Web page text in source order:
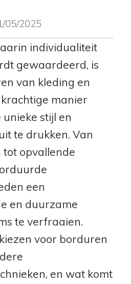
05/2025
individualiteit
gewaardeerd, is
van kleding en
manier
stijl en
te drukken. Van
opvallende
een
en duurzame
te verfraaien.
voor borduren
en wat komt